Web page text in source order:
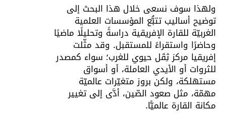
ولهذا سوف نسعى خلال هذا البحث إلى
توضيح أساليب تتبُّع المؤسسات العلمية
الغربيّة للقارة الإفريقية دراسةً وتحليلًا ماضيًا
وحاضرًا واستقراءً للمستقبل. وقد مثّلت
إفريقيا مركز ثِقَل حيوي للغرب؛ سواء كمصدر
للثروات أو الأيدي العاملة، أو أسواق
مستهلكة، ولكن بروز متغيّرات عالميّة
مهمّة، مثل صعود الصّين، أدَّى إلى تغيير
مكانة القارة عالميًّا.